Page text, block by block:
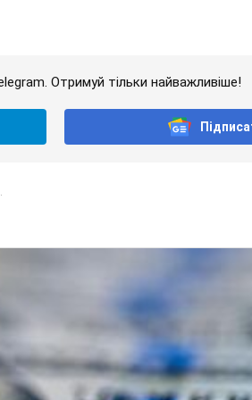
Отримуй тільки найважливіше!